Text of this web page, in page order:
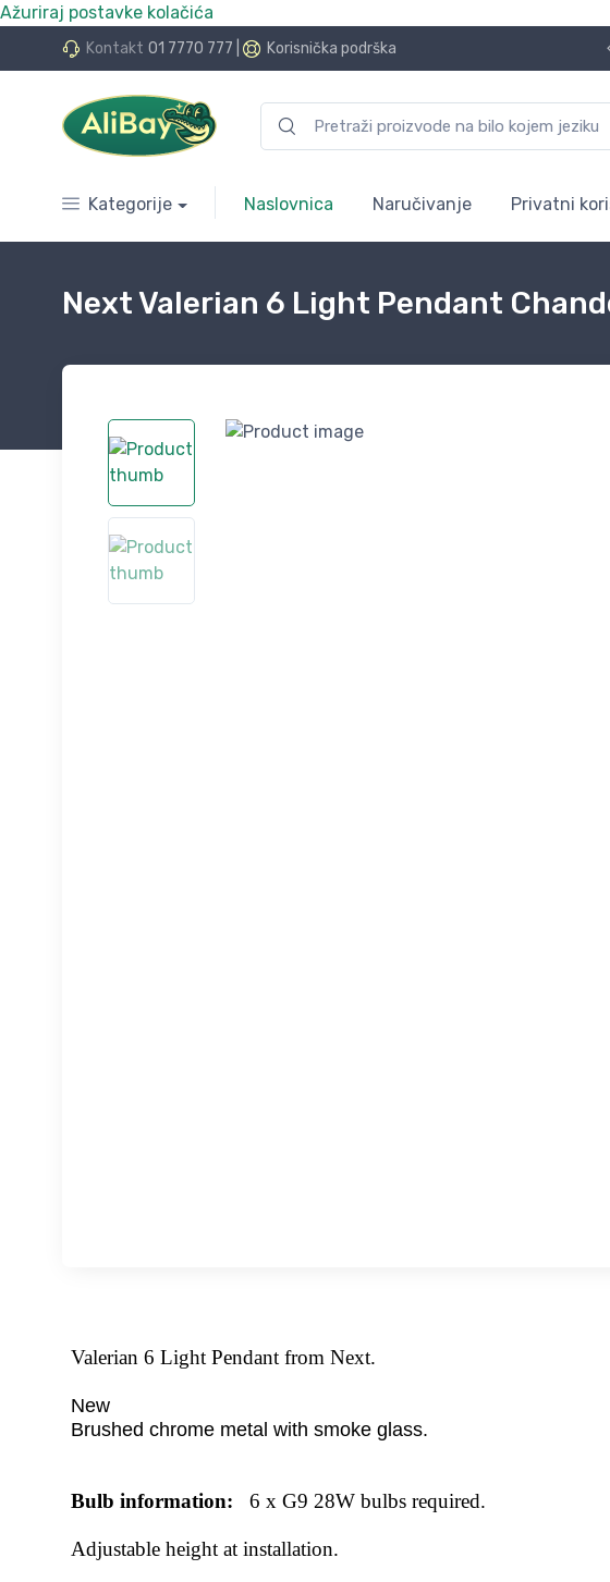
Ažuriraj postavke kolačića
Kontakt 01 7770 777 Korisnička podrška
24 rate bez kamata
Kategorije Naslovnica Naručivanje Privatni
Next Valerian 6 Light Pendant